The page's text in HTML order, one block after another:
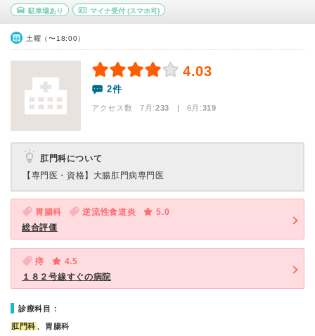
駐車場あり マイナ受付(スマホ可)
土曜（〜18:00）
4.03
2件
アクセス数 7月:233 | 6月:319
肛門科について
【専門医・資格】 大腸肛門病専門医
胃腸科 逆流性食道炎
5.0
総合評価
痔
4.5
１８２号線すぐの病院
診療科目：
肛門科 、胃腸科